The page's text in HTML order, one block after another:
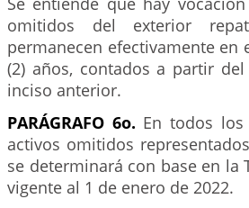
omitidos del exterior
permanecen efectivamente
(2) años, contados a partir
inciso anterior.
PARÁGRAFO 6o. En todos
activos omitidos
se determinará con base en la
vigente al 1 de enero de 2022.